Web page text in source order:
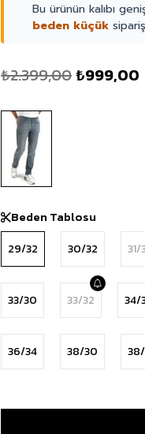
Bu ürünün kalıbı
beden küçük
₺2.399,00₺999,00
Beden Tablosu
29/32 30/32 31/
33/30 33/32 34/
36/34 38/30